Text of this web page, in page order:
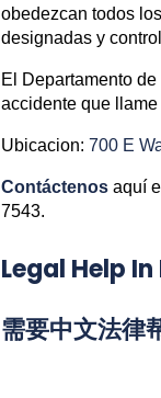
obedezcan todos
designadas y
El Departamento
accidente que
Ubicacion: 700 E
Contáctenos aquí
7543.
Legal Help
需要中文法